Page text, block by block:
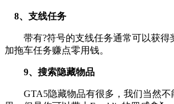
8、支线任务
带有?符号的支线任务通常可以获得
加拖车任务赚点零用钱。
9、搜索隐藏物品
GTA5隐藏物品有很多，我们当然不